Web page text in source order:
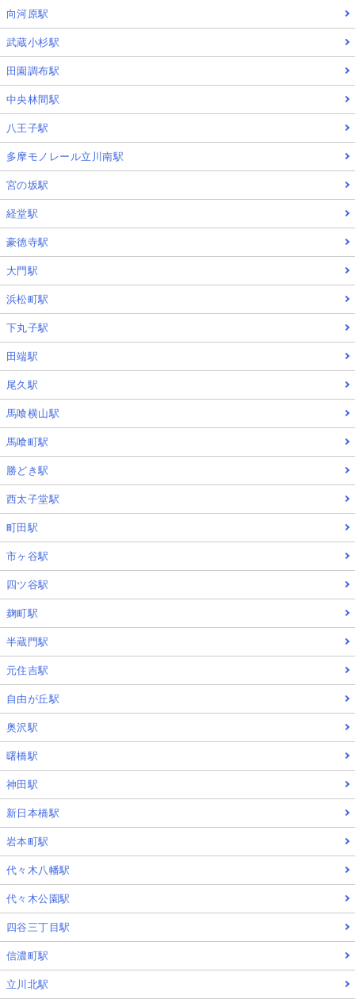
向河原駅
武蔵小杉駅
田園調布駅
中央林間駅
八王子駅
多摩モノレール立川南駅
宮の坂駅
経堂駅
豪徳寺駅
大門駅
浜松町駅
下丸子駅
田端駅
尾久駅
馬喰横山駅
馬喰町駅
勝どき駅
西太子堂駅
町田駅
市ヶ谷駅
四ツ谷駅
麹町駅
半蔵門駅
元住吉駅
自由が丘駅
奥沢駅
曙橋駅
神田駅
新日本橋駅
岩本町駅
代々木八幡駅
代々木公園駅
四谷三丁目駅
信濃町駅
立川北駅